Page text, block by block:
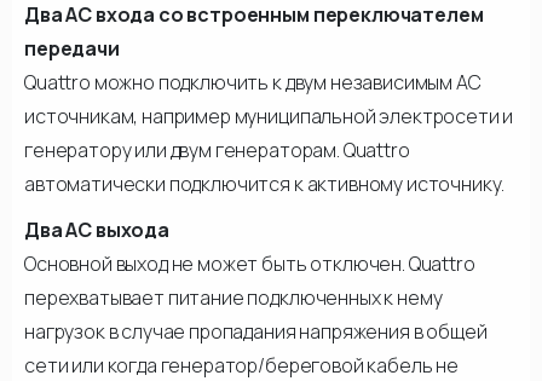
Два АС входа со встроенным переключателем
передачи
Quattro можно подключить к двум независимым АС
источникам, например муниципальной электросети и
генератору или двум генераторам. Quattro
автоматически подключится к активному источнику.
Два АС выхода
Основной выход не может быть отключен. Quattro
перехватывает питание подключенных к нему
нагрузок в случае пропадания напряжения в общей
сети или когда генератор/береговой кабель не